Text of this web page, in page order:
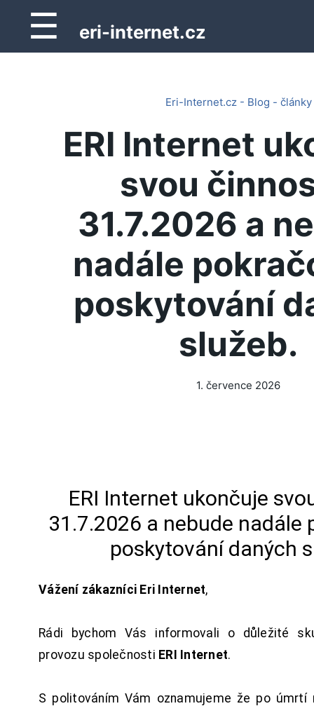
☰ eri-internet.cz
Eri-Internet.cz - Blog - články
ERI Internet
svou
31.7.2026 a
nadále
poskytování
služeb.
1. července 2026
ERI Internet ukončuje
31.7.2026 a nebude nadále
poskytování daných
Vážení zákazníci Eri Internet,
Rádi bychom Vás informovali o důležité
provozu společnosti ERI Internet.
S politováním Vám oznamujeme že po úmrtí